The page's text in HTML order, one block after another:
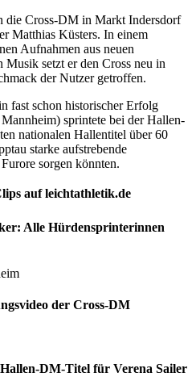
die Cross-DM in Markt Indersdorf
Matthias Küsters. In einem
Aufnahmen aus neuen
setzt er den Cross neu in
der Nutzer getroffen.
fast schon historischer Erfolg
sprintete bei der Hallen-
nationalen Hallentitel über 60
starke aufstrebende
sorgen könnten.
auf leichtathletik.de
Alle Hürdensprinterinnen
der Cross-DM
DM-Titel für Verena Sailer